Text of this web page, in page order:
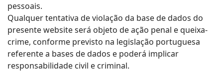
pessoais.
Qualquer tentativa de violação da base de dados do
presente website será objeto de ação penal e queixa-
crime, conforme previsto na legislação portuguesa
referente a bases de dados e poderá implicar
responsabilidade civil e criminal.